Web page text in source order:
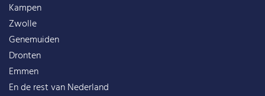
Kampen
Zwolle
Genemuiden
Dronten
Emmen
En de rest vanNederland